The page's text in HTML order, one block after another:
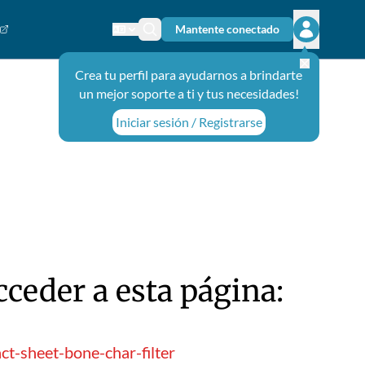
Cambiar el idioma
Ícono de búsqueda
Mantente conectado
Abrir el
Crea tu perfil para ayudarnos a brindarte
un mejor soporte a ti y tus necesidades!
Iniciar sesión / Registrarse
a esta página:
sheet-bone-char-filter